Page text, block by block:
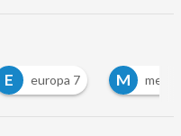
P par condicio